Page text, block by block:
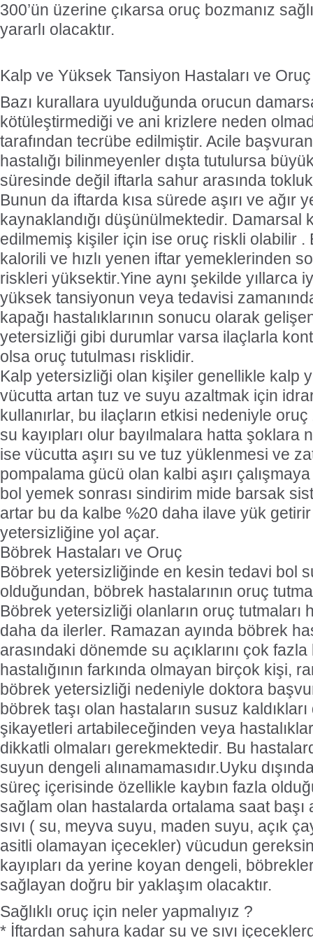
300’ün üzerine çıkarsa oruç bozmanız
yararlı olacaktır.
Kalp ve Yüksek Tansiyon Hastaları ve Oruç
Bazı kurallara uyulduğunda orucun
kötüleştirmediği ve ani krizlere neden
tarafından tecrübe edilmiştir. Acile
hastalığı bilinmeyenler dışta tutulursa
süresinde değil iftarla sahur arasında
Bunun da iftarda kısa sürede aşırı ve ağır
kaynaklandığı düşünülmektedir. Damarsal
edilmemiş kişiler için ise oruç riskli olabilir .
kalorili ve hızlı yenen iftar yemeklerinden
riskleri yüksektir.Yine aynı şekilde yıllarca
yüksek tansiyonun veya tedavisi
kapağı hastalıklarının sonucu olarak
yetersizliği gibi durumlar varsa ilaçlarla
olsa oruç tutulması risklidir.
Kalp yetersizliği olan kişiler genellikle kalp
vücutta artan tuz ve suyu azaltmak için
kullanırlar, bu ilaçların etkisi nedeniyle oruç
su kayıpları olur bayılmalara hatta şoklara
ise vücutta aşırı su ve tuz yüklenmesi ve
pompalama gücü olan kalbi aşırı
bol yemek sonrası sindirim mide barsak
artar bu da kalbe %20 daha ilave yük getirir
yetersizliğine yol açar.
Böbrek Hastaları ve Oruç
Böbrek yetersizliğinde en kesin tedavi bol
olduğundan, böbrek hastalarının oruç
Böbrek yetersizliği olanların oruç tutmaları
daha da ilerler. Ramazan ayında böbrek
arasındaki dönemde su açıklarını çok
hastalığının farkında olmayan birçok kişi,
böbrek yetersizliği nedeniyle doktora
böbrek taşı olan hastaların susuz
şikayetleri artabileceğinden veya
dikkatli olmaları gerekmektedir. Bu
suyun dengeli alınamamasıdır.Uyku
süreç içerisinde özellikle kaybın fazla
sağlam olan hastalarda ortalama saat başı
sıvı ( su, meyva suyu, maden suyu, açık
asitli olamayan içecekler) vücudun
kayıpları da yerine koyan dengeli,
sağlayan doğru bir yaklaşım olacaktır.
Sağlıklı oruç için neler yapmalıyız ?
* İftardan sahura kadar su ve sıvı